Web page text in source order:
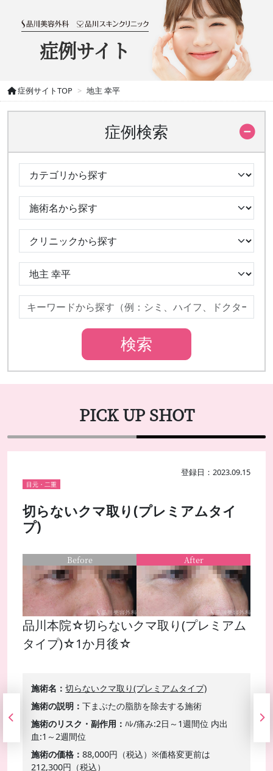
症例サイト
症例サイトTOP 地主 幸平
症例検索
PICK UP SHOT
登録日：2023.09.15
目元・二重
切らないクマ取り(プレミアムタイ
プ)
品川本院☆切らないクマ取り(プレミアム
タイプ)☆1か月後☆
施術名
切らないクマ取り(プレミアムタイプ)
施術の説明
下まぶたの脂肪を除去する施術
施術のリスク・副作用
ﾊﾚ/痛み:2日～1週間位 内出
血:1～2週間位
施術の価格
88,000円（税込）※価格変更前は
212,300円（税込）
Before After